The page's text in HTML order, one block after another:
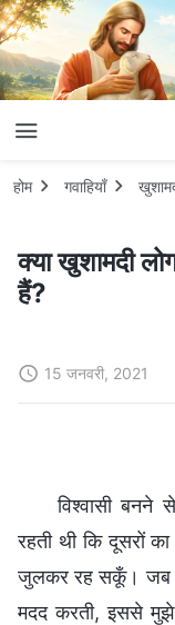
होम गवाहियाँ
क्या खुशामदी
हैं?
15 जनवरी, 2021
विश्वासी
रहती थी कि दूसरों
जुलकर रह सकूँ। जब
मदद करती, इससे